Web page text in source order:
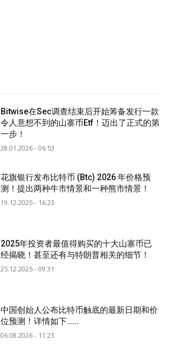
Bitwise在Sec调查结束后开始筹备发行一款
令人意想不到的山寨币Etf！迈出了正式的第
一步！
28.01.2026 - 06:53
花旗银行发布比特币 (Btc) 2026 年价格预
测！提出两种牛市情景和一种熊市情景！
19.12.2025 - 16:23
2025年投资者最值得购买的十大山寨币已
经揭晓！甚至还有与特朗普相关的细节！
25.12.2025 - 09:31
中国创始人公布比特币触底的最新日期和价
位预测！详情如下……
06.08.2026 - 11:23